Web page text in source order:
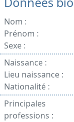
Nom :
Prénom :
Sexe :
Naissance :
Lieu naissance :
Nationalité :
Principales
professions :